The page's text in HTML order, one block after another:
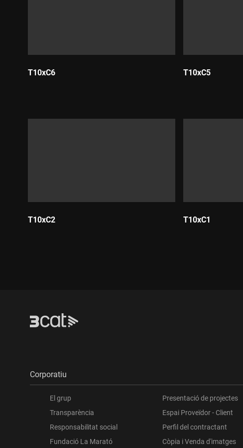
T10xC6 T10xC5
T10xC2 T10xC1
Corporatiu
El grup
Transparència
Responsabilitat social
Fundació La Marató
Presentació de projectes
Espai Proveïdor - Client
Perfil del contractant
Còpia i Venda d'imatges